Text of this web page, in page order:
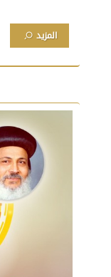
المزيد